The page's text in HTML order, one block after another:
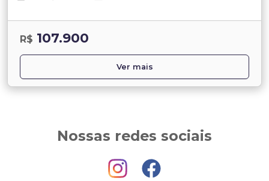
R$ 107.900
Ver mais
Nossas redes sociais